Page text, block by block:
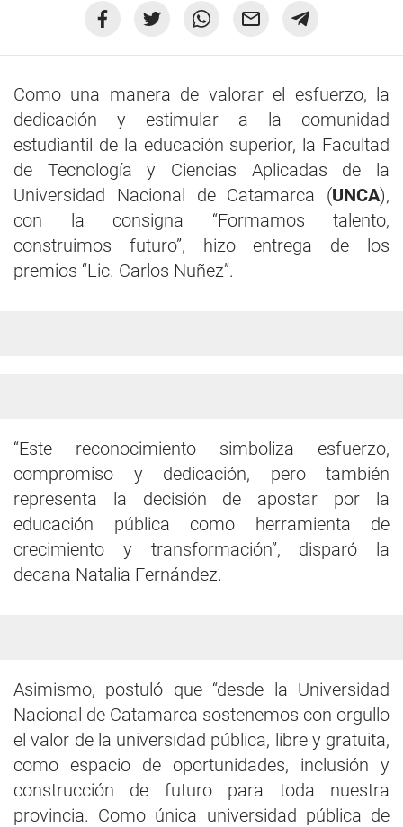
Como una manera de valorar el esfuerzo, la
dedicación y estimular a la comunidad
estudiantil de la educación superior, la Facultad
de Tecnología y Ciencias Aplicadas de la
Universidad Nacional de Catamarca (UNCA),
con la consigna “Formamos talento,
construimos futuro”, hizo entrega de los
premios “Lic. Carlos Nuñez”.
“Este reconocimiento simboliza esfuerzo,
compromiso y dedicación, pero también
representa la decisión de apostar por la
educación pública como herramienta de
crecimiento y transformación”, disparó la
decana Natalia Fernández.
Asimismo, postuló que “desde la Universidad
Nacional de Catamarca sostenemos con orgullo
el valor de la universidad pública, libre y gratuita,
como espacio de oportunidades, inclusión y
construcción de futuro para toda nuestra
provincia. Como única universidad pública de